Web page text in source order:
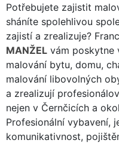
Potřebujete zajistit
sháníte spolehlivou
zajistí a zrealizuje?
MANŽEL vám poskytne
malování bytu, domu,
malování libovolných
a zrealizují
nejen v Černčicích a
Profesionální vybavení,
komunikativnost,